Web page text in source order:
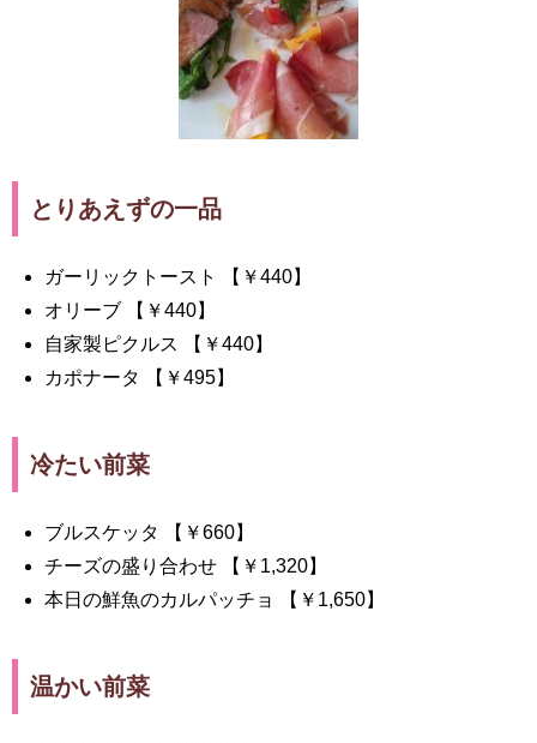
とりあえずの一品
ガーリックトースト 【￥440】
オリーブ 【￥440】
自家製ピクルス 【￥440】
カポナータ 【￥495】
冷たい前菜
ブルスケッタ 【￥660】
チーズの盛り合わせ 【￥1,320】
本日の鮮魚のカルパッチョ 【￥1,650】
温かい前菜